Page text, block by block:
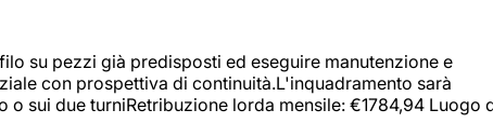
su pezzi già predisposti ed eseguire manutenzione e
con prospettiva di continuità.L'inquadramento sarà
sui due turniRetribuzione lorda mensile: €1784,94 Luogo